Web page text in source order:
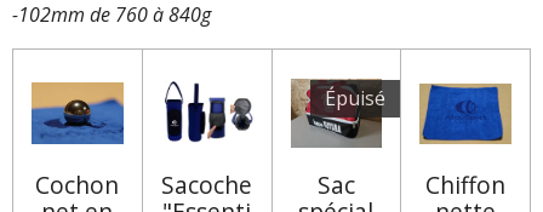
-102mm de 760 à 840g
Cochon
Sacoche
Épuisé
Sac
Chiffon